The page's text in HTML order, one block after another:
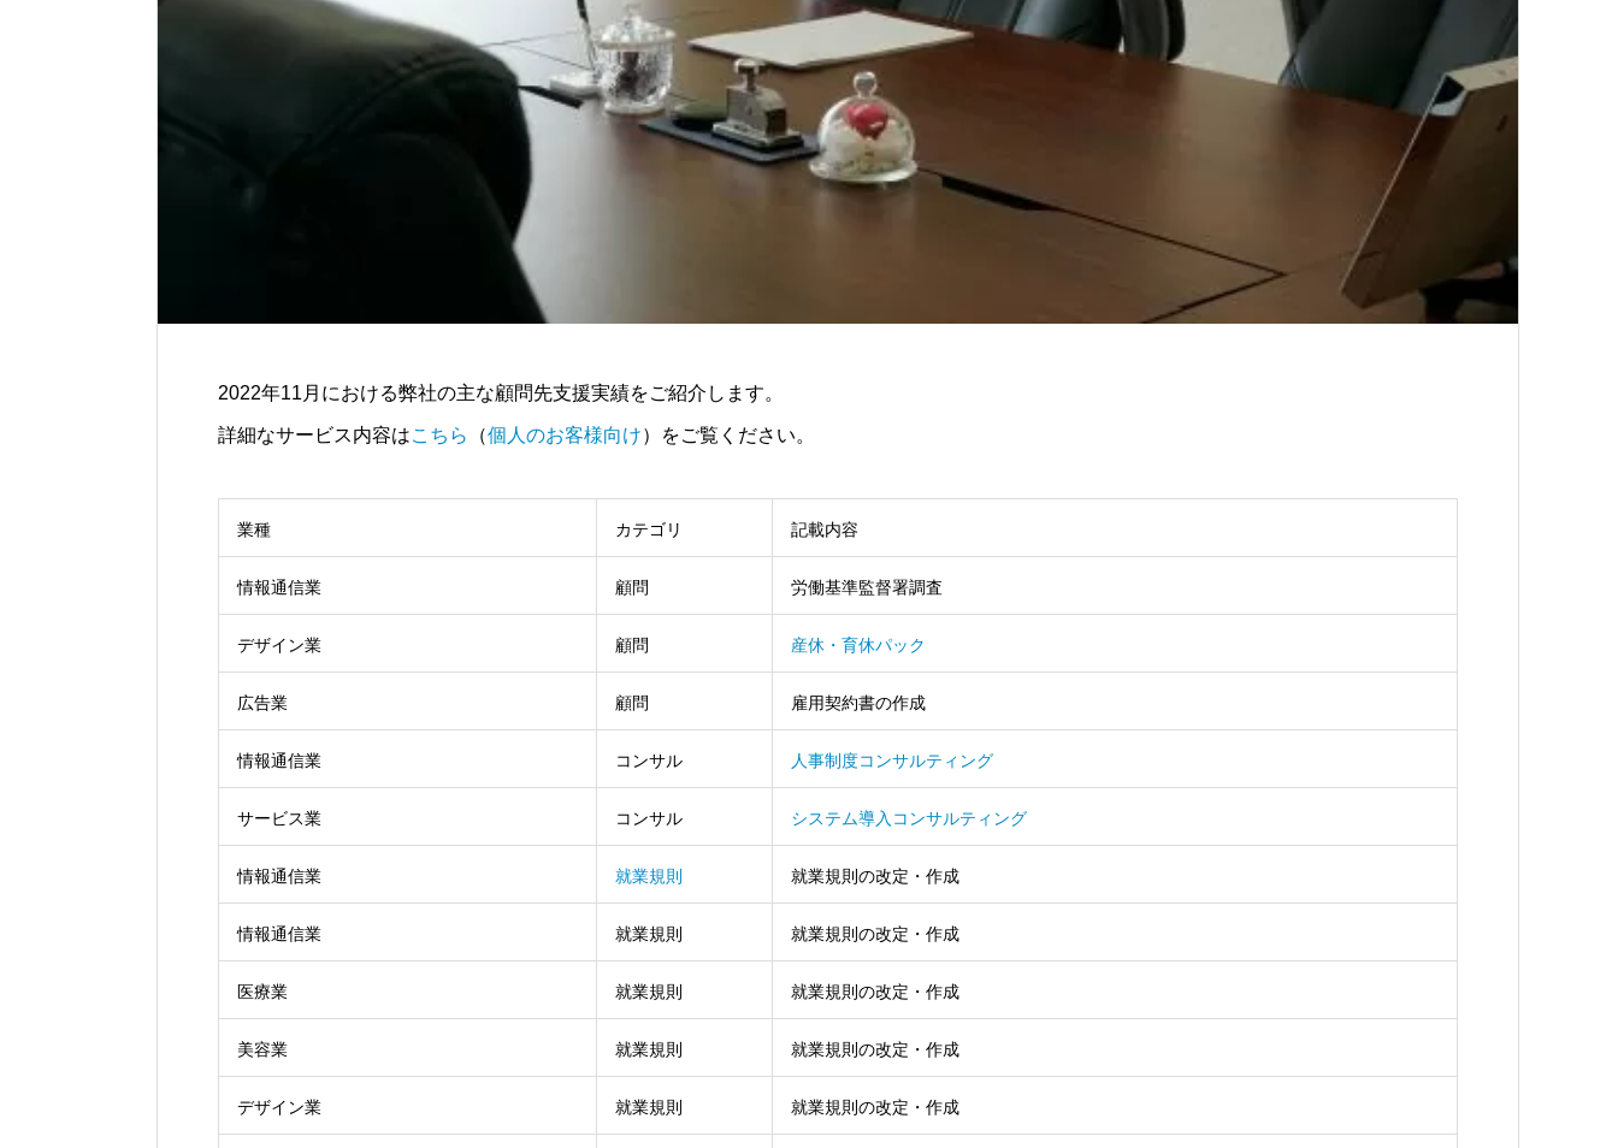
2022年11月における弊社の主な顧問先支援実績をご紹介します。
詳細なサービス内容はこちら （個人のお客様向け）をご覧ください。
業種 カテゴリ 記載内容
情報通信業 顧問 労働基準監督署調査
デザイン業 顧問 産休・育休パック
広告業 顧問 雇用契約書の作成
情報通信業 コンサル 人事制度コンサルティング
サービス業 コンサル システム導入コンサルティング
情報通信業 就業規則 就業規則の改定・作成
情報通信業 就業規則 就業規則の改定・作成
医療業 就業規則 就業規則の改定・作成
美容業 就業規則 就業規則の改定・作成
デザイン業 就業規則 就業規則の改定・作成